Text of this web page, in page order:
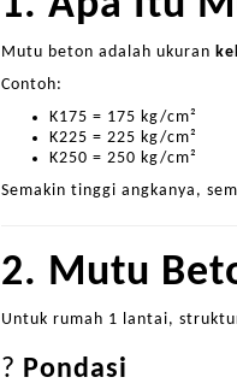
Mutu beton adalah ukuran
Contoh:
K175 = 175 kg/cm²
K225 = 225 kg/cm²
K250 = 250 kg/cm²
Semakin tinggi angkanya,
2. Mutu
Untuk rumah 1 lantai,
? Pondasi